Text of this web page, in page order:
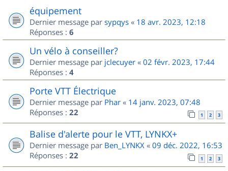
équipement
Dernier message par sypqys « 18 avr. 2023, 12:18
Réponses : 6
Un vélo à conseiller?
Dernier message par jclecuyer « 02 févr. 2023, 17:44
Réponses : 4
Porte VTT Électrique
Dernier message par Phar « 14 janv. 2023, 07:48
Réponses : 22 1 2 3
Balise d'alerte pour le VTT, LYNKX+
Dernier message par Ben_LYNKX « 09 déc. 2022, 16:53
Réponses : 22 1 2 3